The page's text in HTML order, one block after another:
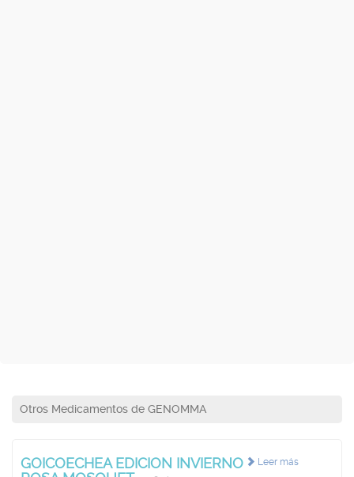
Otros Medicamentos de GENOMMA
Leer más
GOICOECHEA EDICION INVIERNO